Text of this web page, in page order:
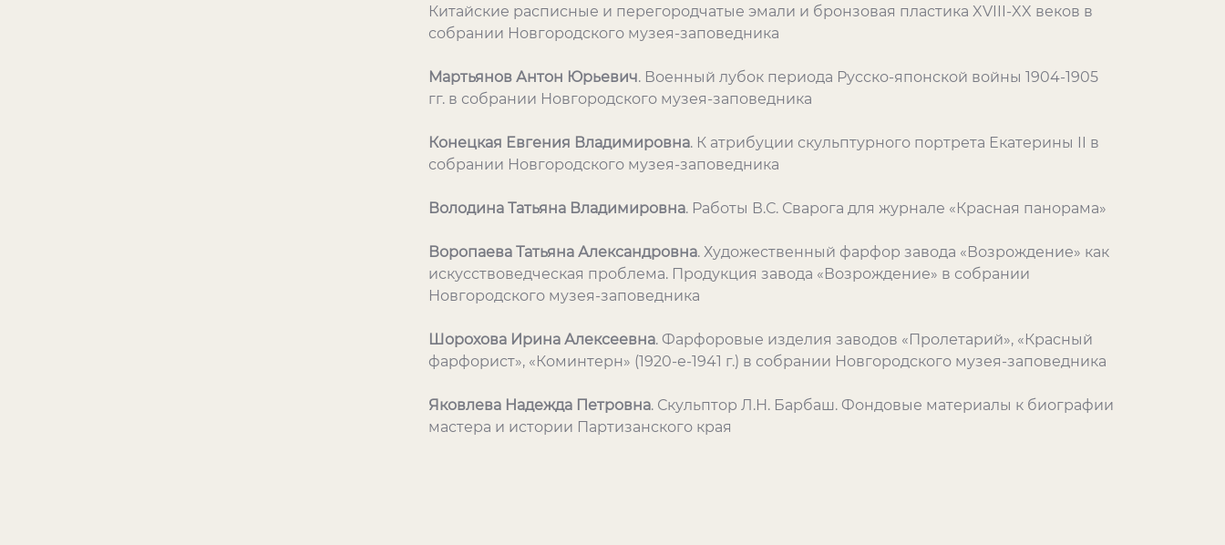
Китайские расписные и перегородчатые эмали и бронзовая пластика XVIII-XX веков в
собрании Новгородского музея-заповедника
Мартьянов Антон Юрьевич. Военный лубок периода Русско-японской войны 1904-1905
гг. в собрании Новгородского музея-заповедника
Конецкая Евгения Владимировна. К атрибуции скульптурного портрета Екатерины II в
собрании Новгородского музея-заповедника
Володина Татьяна Владимировна. Работы В.С. Сварога для журнале «Красная панорама»
Воропаева Татьяна Александровна. Художественный фарфор завода «Возрождение» как
искусствоведческая проблема. Продукция завода «Возрождение» в собрании
Новгородского музея-заповедника
Шорохова Ирина Алексеевна. Фарфоровые изделия заводов «Пролетарий», «Красный
фарфорист», «Коминтерн» (1920-е-1941 г.) в собрании Новгородского музея-заповедника
Яковлева Надежда Петровна. Скульптор Л.Н. Барбаш. Фондовые материалы к биографии
мастера и истории Партизанского края